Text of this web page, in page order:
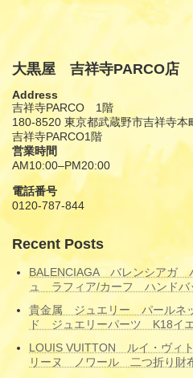
7月 28, 2025
大黒屋 吉祥寺PARCO店
Address
吉祥寺PARCO 1階
180-8520 東京都武蔵野市吉祥寺本
吉祥寺PARCO1階
営業時間
AM10:00–PM20:00
電話番号
0120-787-844
Recent Posts
BALENCIAGA バレンシアガ
ュ ラフィア/カーフ ハンド
貴金属 ジュエリー パールネ
ド ジュエリーパーツ K18イ
LOUIS VUITTON ルイ・ヴィ
リーヌ ノワール 二つ折り